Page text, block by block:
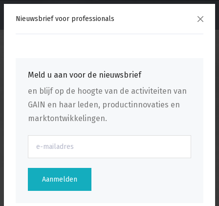
Nieuwsbrief voor professionals
Meld u aan voor de nieuwsbrief
en blijf op de hoogte van de activiteiten van
GAIN en haar leden, productinnovaties en
marktontwikkelingen.